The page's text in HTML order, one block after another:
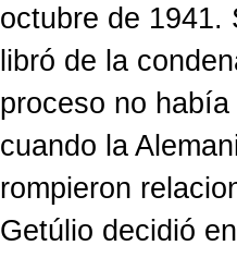
octubre de 1941.
libró de la
proceso no
cuando la
rompieron
Getúlio decidió